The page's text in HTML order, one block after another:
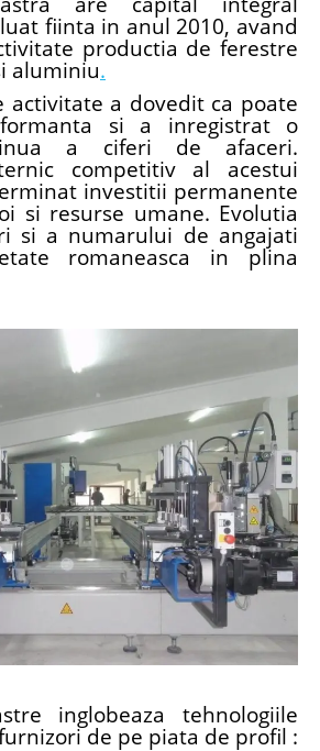
fiinta in anul 2010, avand
productia de ferestre
aluminiu.
activitate a dovedit ca poate
si a inregistrat o
a ciferi de afaceri.
competitiv al acestui
investitii permanente
si resurse umane. Evolutia
si a numarului de angajati
romaneasca in plina
inglobeaza tehnologiile
de pe piata de profil :